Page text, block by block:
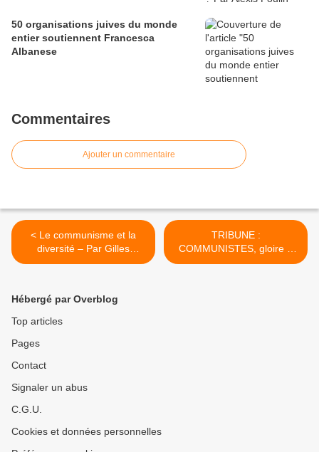
50 organisations juives du monde
entier soutiennent Francesca
Albanese
Commentaires
Ajouter un commentaire
< Le communisme et la
diversité – Par Gilles
Questiaux
TRIBUNE :
COMMUNISTES, gloire à
ces militants du bonheur >
Hébergé par Overblog
Top articles
Pages
Contact
Signaler un abus
C.G.U.
Cookies et données personnelles